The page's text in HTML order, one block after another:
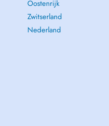
Oostenrijk
Zwitserland
Nederland